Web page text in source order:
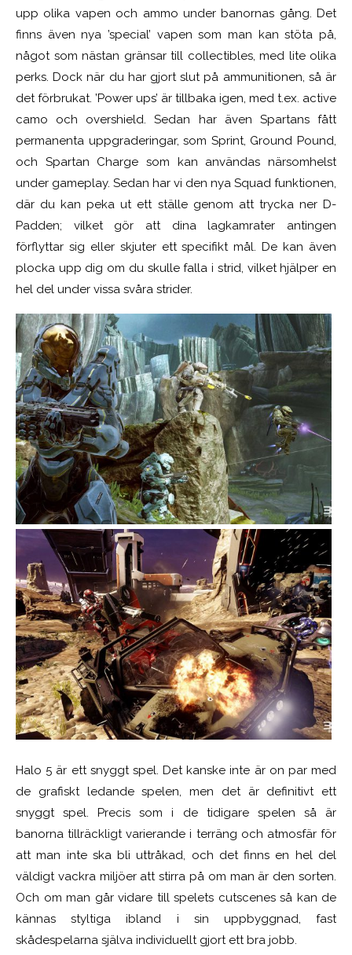
upp olika vapen och ammo under banornas gång. Det
finns även nya ’special’ vapen som man kan stöta på,
något som nästan gränsar till collectibles, med lite olika
perks. Dock när du har gjort slut på ammunitionen, så är
det förbrukat. ’Power ups’ är tillbaka igen, med t.ex. active
camo och overshield. Sedan har även Spartans fått
permanenta uppgraderingar, som Sprint, Ground Pound,
och Spartan Charge som kan användas närsomhelst
under gameplay. Sedan har vi den nya Squad funktionen,
där du kan peka ut ett ställe genom att trycka ner D-
Padden; vilket gör att dina lagkamrater antingen
förflyttar sig eller skjuter ett specifikt mål. De kan även
plocka upp dig om du skulle falla i strid, vilket hjälper en
hel del under vissa svåra strider.
Halo 5 är ett snyggt spel. Det kanske inte är on par med
de grafiskt ledande spelen, men det är definitivt ett
snyggt spel. Precis som i de tidigare spelen så är
banorna tillräckligt varierande i terräng och atmosfär för
att man inte ska bli uttråkad, och det finns en hel del
väldigt vackra miljöer att stirra på om man är den sorten.
Och om man går vidare till spelets cutscenes så kan de
kännas styltiga ibland i sin uppbyggnad, fast
skådespelarna själva individuellt gjort ett bra jobb.